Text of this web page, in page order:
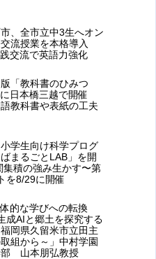
、全市立中3生へオン
流授業を本格導入
交流で英語力強化
「教科書のひみつ
日本橋三越で開催
教科書や表紙の工夫
学生向け科学プログ
まるごとLAB」を開
集積の強み生かす〜第
を8/29に開催
的な学びへの転換
成AIと郷土を探究する
岡県久留米市立田主
組から～」中村学園
部 山本朋弘教授